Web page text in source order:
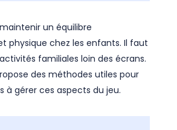
un équilibre
physique chez les enfants. Il faut
familiales loin des écrans.
des méthodes utiles pour
à gérer ces aspects du jeu.